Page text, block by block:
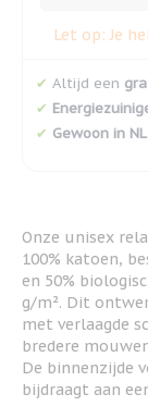
Let op: Je
✔ Altijd een
✔
✔ Gewoon in
Onze unisex
100% katoen,
en 50%
g/m². Dit
met verlaagde
bredere
De binnenzijde
bijdraagt aan